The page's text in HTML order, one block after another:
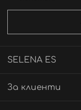
SELENA ES
За клиенти